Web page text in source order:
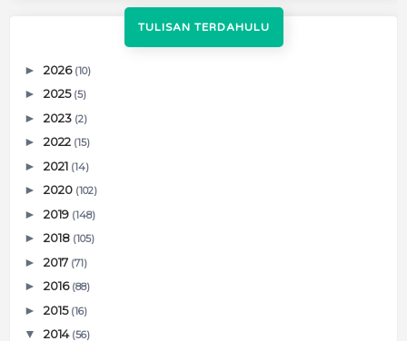
TULISAN TERDAHULU
► 2026 (10)
► 2025 (5)
► 2023 (2)
► 2022 (15)
► 2021 (14)
► 2020 (102)
► 2019 (148)
► 2018 (105)
► 2017 (71)
► 2016 (88)
► 2015 (16)
▼ 2014 (56)